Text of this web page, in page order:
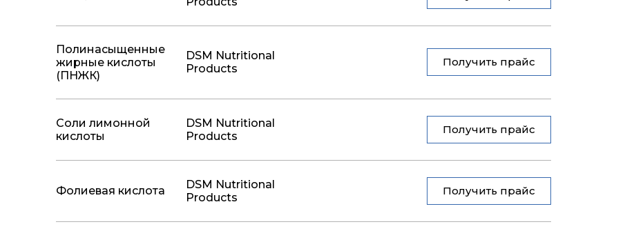
Полинасыщенные
жирные кислоты
(ПНЖК)
DSM Nutritional
Products
Получить прайс
Соли лимонной
кислоты
DSM Nutritional
Products
Получить прайс
Фолиевая кислота
DSM Nutritional
Products
Получить прайс